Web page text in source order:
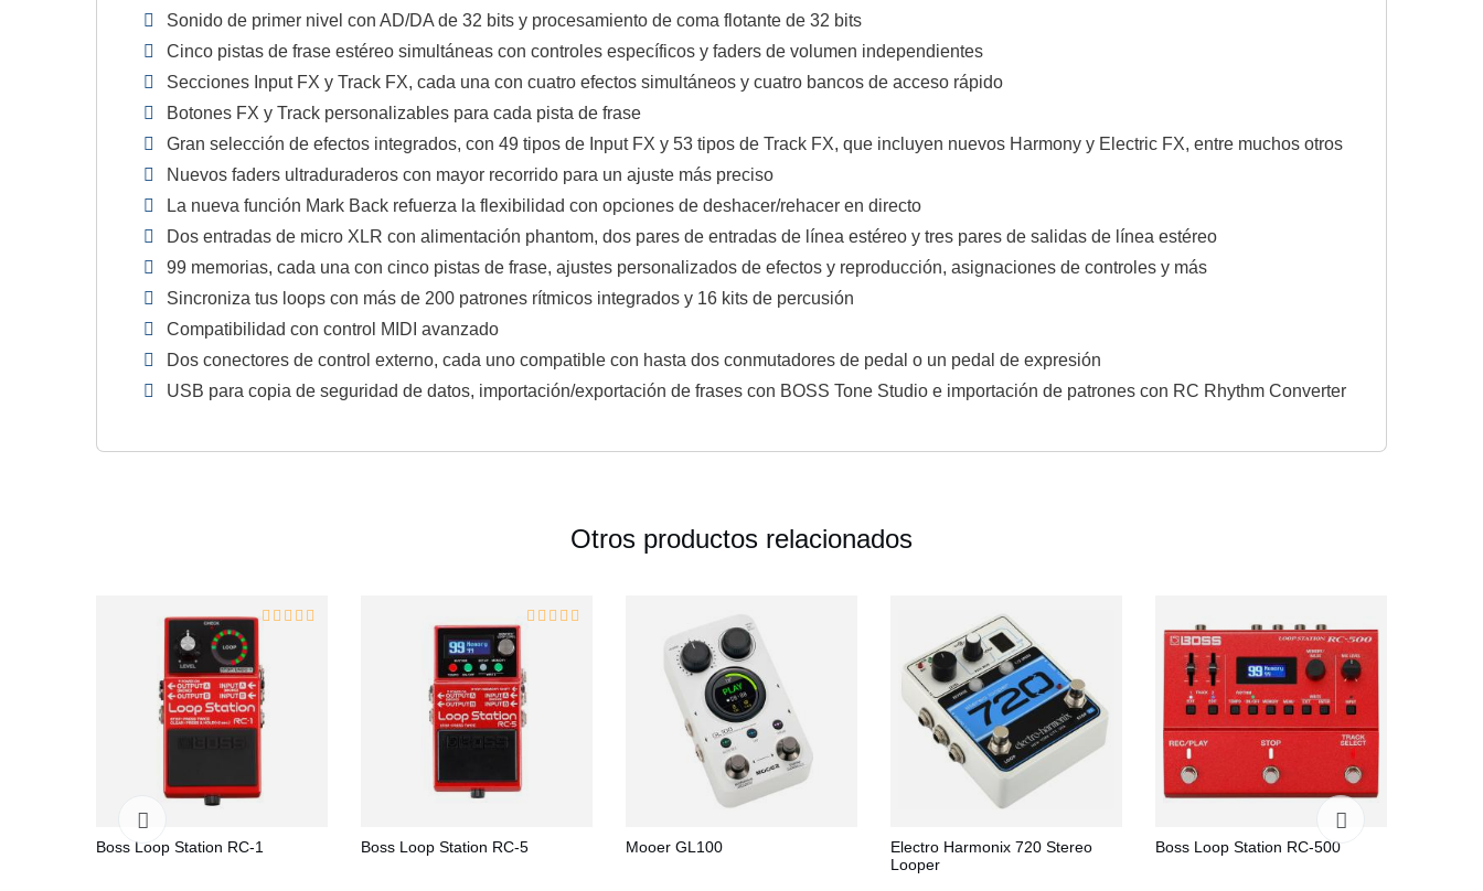
Sonido de primer nivel con AD/DA de 32 bits y procesamiento de coma flotante de 32 bits
Cinco pistas de frase estéreo simultáneas con controles específicos y faders de volumen independientes
Secciones Input FX y Track FX, cada una con cuatro efectos simultáneos y cuatro bancos de acceso rápido
Botones FX y Track personalizables para cada pista de frase
Gran selección de efectos integrados, con 49 tipos de Input FX y 53 tipos de Track FX, que incluyen nuevos Harmony y Electric FX, entre muchos otros
Nuevos faders ultraduraderos con mayor recorrido para un ajuste más preciso
La nueva función Mark Back refuerza la flexibilidad con opciones de deshacer/rehacer en directo
Dos entradas de micro XLR con alimentación phantom, dos pares de entradas de línea estéreo y tres pares de salidas de línea estéreo
99 memorias, cada una con cinco pistas de frase, ajustes personalizados de efectos y reproducción, asignaciones de controles y más
Sincroniza tus loops con más de 200 patrones rítmicos integrados y 16 kits de percusión
Compatibilidad con control MIDI avanzado
Dos conectores de control externo, cada uno compatible con hasta dos conmutadores de pedal o un pedal de expresión
USB para copia de seguridad de datos, importación/exportación de frases con BOSS Tone Studio e importación de patrones con RC Rhythm Converter
Otros productos relacionados
Boss Loop Station RC-1 Boss Loop Station RC-5 Mooer GL100
Electro Harmonix 720 Stereo
Looper
Boss Loop Station RC-500